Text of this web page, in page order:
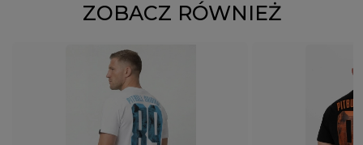
ZOBACZ RÓWNIEŻ